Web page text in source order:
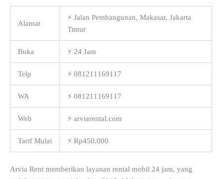
Alamat
⚡ Jalan Pembangunan, Makasar, Jakarta
Timur
Buka ⚡ 24 Jam
Telp ⚡ 081211169117
WA ⚡ 081211169117
Web ⚡ arviarental.com
Tarif Mulai ⚡ Rp450.000
Arvia Rent memberikan layanan rental mobil 24 jam, yang